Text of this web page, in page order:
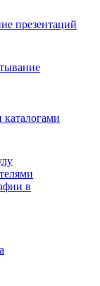
презентаций
в